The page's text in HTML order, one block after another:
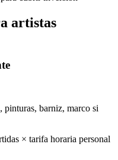
artistas
pinturas, barniz, marco si
× tarifa horaria personal